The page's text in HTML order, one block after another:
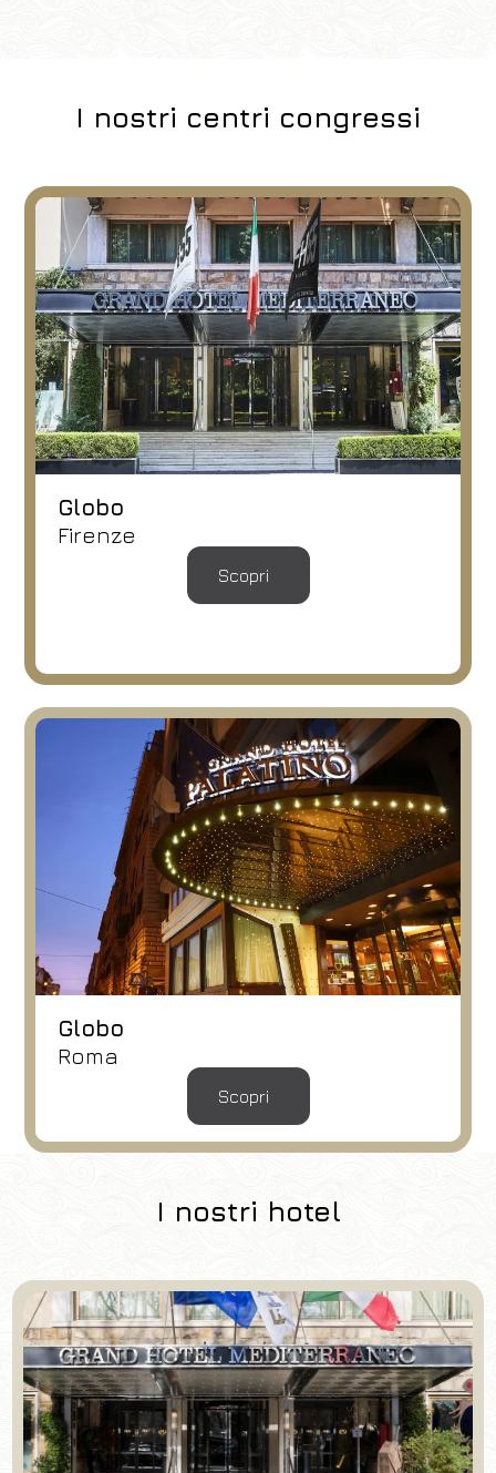
I nostri centri congressi
Globo
Firenze
Scopri
Globo
Roma
Scopri
I nostri hotel